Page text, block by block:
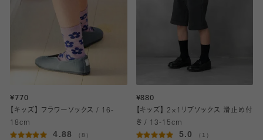
¥770
【キッズ】 フラワーソックス / 16-
18cm
4.88 （8）
¥880
【キッズ】 2×1リブソックス 滑止め付
き / 13-15cm
5.0 （1）